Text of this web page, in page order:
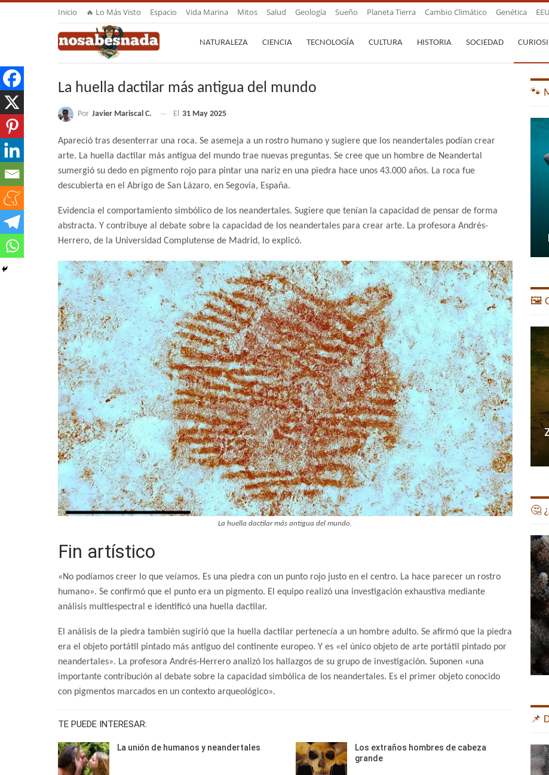
Inicio 🔥 Lo Más Visto Espacio Vida Marina Mitos Salud Geología Sueño Planeta Tierra Cambio Climático Genética
NATURALEZA CIENCIA TECNOLOGÍA CULTURA HISTORIA SOCIEDAD
La huella dactilar más antigua del mundo
Por Javier Mariscal C. El 31 May 2025
Apareció tras desenterrar una roca. Se asemeja a un rostro humano y sugiere que los neandertales podían crear
arte. La huella dactilar más antigua del mundo trae nuevas preguntas. Se cree que un hombre de Neandertal
sumergió su dedo en pigmento rojo para pintar una nariz en una piedra hace unos 43.000 años. La roca fue
descubierta en el Abrigo de San Lázaro, en Segovia, España.
Evidencia el comportamiento simbólico de los neandertales. Sugiere que tenían la capacidad de pensar de forma
abstracta. Y contribuye al debate sobre la capacidad de los neandertales para crear arte. La profesora Andrés-
Herrero, de la Universidad Complutense de Madrid, lo explicó.
La huella dactilar más antigua del mundo.
Fin artístico
«No podíamos creer lo que veíamos. Es una piedra con un punto rojo justo en el centro. La hace parecer un rostro
humano». Se confirmó que el punto era un pigmento. El equipo realizó una investigación exhaustiva mediante
análisis multiespectral e identificó una huella dactilar.
El análisis de la piedra también sugirió que la huella dactilar pertenecía a un hombre adulto. Se afirmó que la piedra
era el objeto portátil pintado más antiguo del continente europeo. Y es «el único objeto de arte portátil pintado por
neandertales». La profesora Andrés-Herrero analizó los hallazgos de su grupo de investigación. Suponen «una
importante contribución al debate sobre la capacidad simbólica de los neandertales. Es el primer objeto conocido
con pigmentos marcados en un contexto arqueológico».
TE PUEDE INTERESAR:
La unión de humanos y neandertales
Los extraños hombres de cabeza
grande
🐾
🖼️
🤔
📌